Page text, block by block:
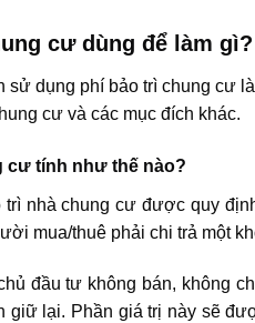
cư dùng để làm gì?
sử dụng phí bảo trì chung cư
cư và các mục đích khác.
cư tính như thế nào?
trì nhà chung cư được quy
mua/thuê phải chi trả một
đầu tư không bán, không
giữ lại. Phần giá trị này sẽ